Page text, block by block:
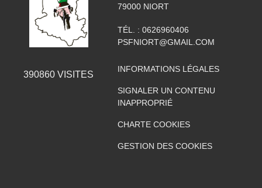
390860 VISITES
79000 NIORT
TÉL. : 0626960406
PSFNIORT@GMAIL.COM
INFORMATIONS LÉGALES
SIGNALER UN CONTENU
INAPPROPRIÉ
CHARTE COOKIES
GESTION DES COOKIES